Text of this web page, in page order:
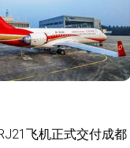
飞机正式交付成都